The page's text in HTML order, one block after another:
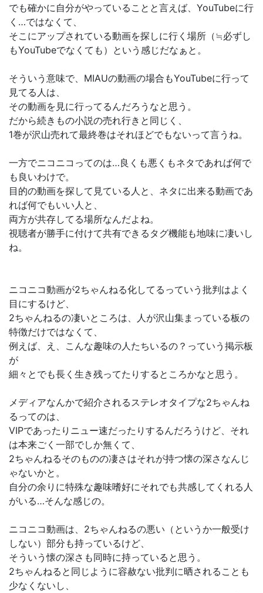
でも確かに自分がやっていることと言えば、YouTubeに行
く…ではなくて、
そこにアップされている動画を探しに行く場所（≒必ずし
もYouTubeでなくても）という感じだなぁと。
そういう意味で、MIAUの動画の場合もYouTubeに行って
見てる人は、
その動画を見に行ってるんだろうなと思う。
だから続きもの小説の売れ行きと同じく、
1巻が沢山売れて最終巻はそれほどでもないって言うね。
一方でニコニコってのは…良くも悪くもネタであれば何で
も良いわけで。
目的の動画を探して見ている人と、ネタに出来る動画であ
れば何でもいい人と、
両方が共存してる場所なんだよね。
視聴者が勝手に付けて共有できるタグ機能も地味に凄いし
ね。
ニコニコ動画が2ちゃんねる化してるっていう批判はよく
目にするけど、
2ちゃんねるの凄いところは、人が沢山集まっている板の
特徴だけではなくて、
例えば、え、こんな趣味の人たちいるの？っていう掲示板
が
細々とでも長く生き残ってたりするところかなと思う。
メディアなんかで紹介されるステレオタイプな2ちゃんね
るってのは、
VIPであったりニュー速だったりするんだろうけど、それ
は本来ごく一部でしか無くて、
2ちゃんねるそのものの凄さはそれが持つ懐の深さなんじ
ゃないかと。
自分の余りに特殊な趣味嗜好にそれでも共感してくれる人
がいる…そんな感じの。
ニコニコ動画は、2ちゃんねるの悪い（というか一般受け
しない）部分も持っているけど、
そういう懐の深さも同時に持っていると思う。
2ちゃんねると同じように容赦ない批判に晒されることも
少なくないし、